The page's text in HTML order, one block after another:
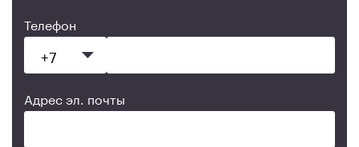
Телефон
Адрес эл. почты